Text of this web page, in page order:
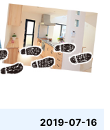
2019-07-16